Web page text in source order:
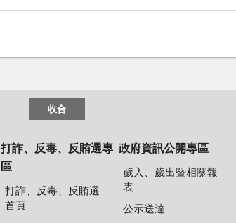
收合
打詐、反毒、反賄選專
區
打詐、反毒、反賄選
首頁
政府資訊公開專區
歲入、歲出暨相關報
表
公示送達